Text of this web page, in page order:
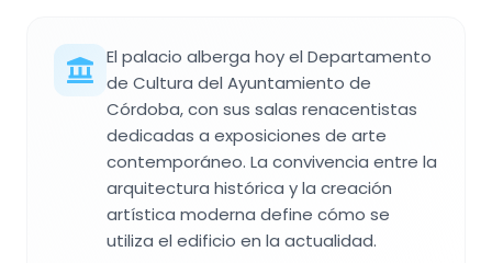
El palacio alberga hoy el Departamento
de Cultura del Ayuntamiento de
Córdoba, con sus salas renacentistas
dedicadas a exposiciones de arte
contemporáneo. La convivencia entre la
arquitectura histórica y la creación
artística moderna define cómo se
utiliza el edificio en la actualidad.